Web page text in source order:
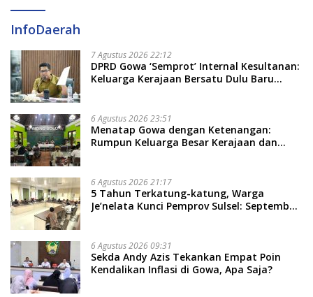
InfoDaerah
7 Agustus 2026 22:12
DPRD Gowa ‘Semprot’ Internal Kesultanan:
Keluarga Kerajaan Bersatu Dulu Baru
6 Agustus 2026 23:51
Menatap Gowa dengan Ketenangan:
Rumpun Keluarga Besar Kerajaan dan
Soal Adat dan Adab
6 Agustus 2026 21:17
5 Tahun Terkatung-katung, Warga
Je’nelata Kunci Pemprov Sulsel: September
6 Agustus 2026 09:31
Sekda Andy Azis Tekankan Empat Poin
Kendalikan Inflasi di Gowa, Apa Saja?